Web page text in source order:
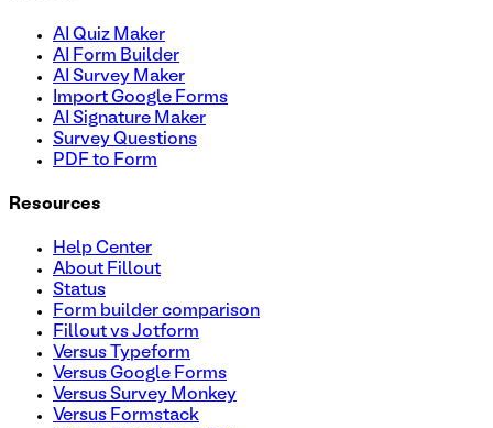
AI Quiz Maker
AI Form Builder
AI Survey Maker
Import Google Forms
AI Signature Maker
Survey Questions
PDF to Form
Resources
Help Center
About Fillout
Status
Form builder comparison
Fillout vs Jotform
Versus Typeform
Versus Google Forms
Versus Survey Monkey
Versus Formstack